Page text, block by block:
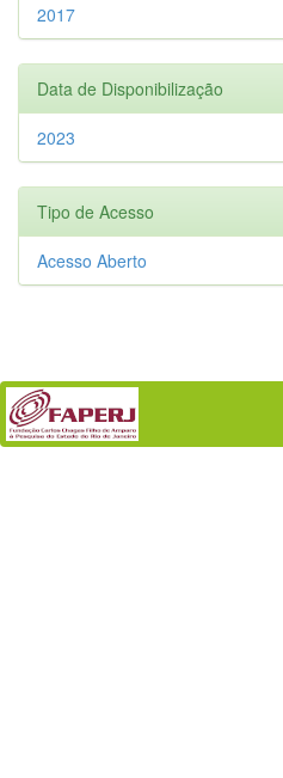
2017
Data de Disponibilização
2023
Tipo de Acesso
Acesso Aberto